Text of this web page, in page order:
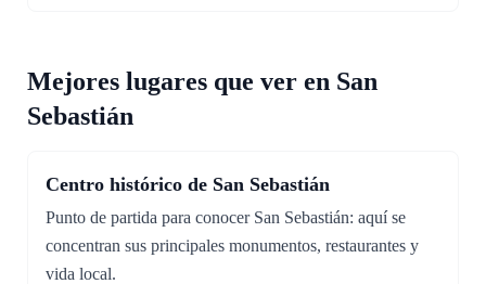
Mejores lugares que ver en San
Sebastián
Centro histórico de San Sebastián
Punto de partida para conocer San Sebastián: aquí se
concentran sus principales monumentos, restaurantes y
vida local.